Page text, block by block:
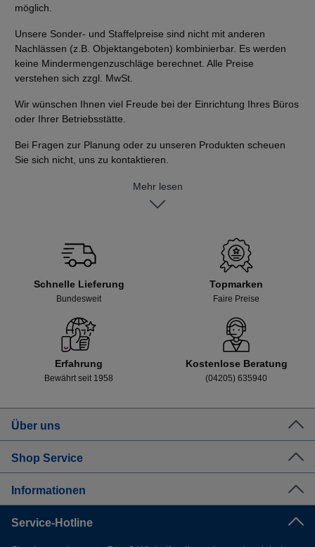
möglich.
Unsere Sonder- und Staffelpreise sind nicht mit anderen
Nachlässen (z.B. Objektangeboten) kombinierbar. Es werden
keine Mindermengenzuschläge berechnet. Alle Preise
verstehen sich zzgl. MwSt.
Wir wünschen Ihnen viel Freude bei der Einrichtung Ihres Büros
oder Ihrer Betriebsstätte.
Bei Fragen zur Planung oder zu unseren Produkten scheuen
Sie sich nicht, uns zu kontaktieren.
Mehr lesen
Schnelle Lieferung
Bundesweit
Topmarken
Faire Preise
Erfahrung
Bewährt seit 1958
Kostenlose Beratung
(04205) 635940
Über uns
Shop Service
Informationen
Service-Hotline